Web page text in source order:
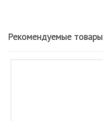
Рекомендуемые товары